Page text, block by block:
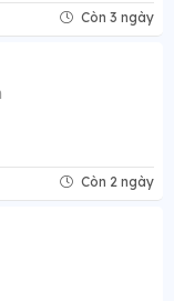
Còn 3 ngày
Còn 2 ngày